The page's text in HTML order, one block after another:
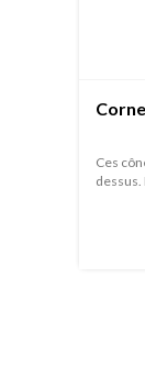
Ces
dessus.